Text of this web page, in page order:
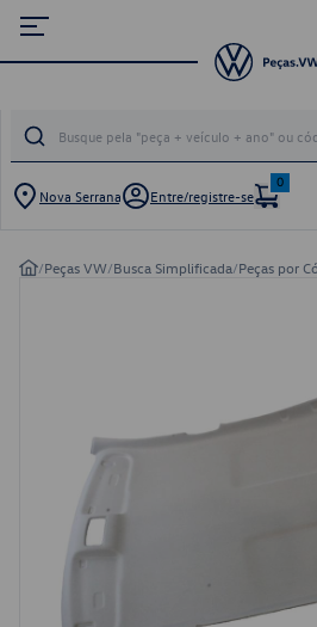
Nova Serrana Entre/registre-se
0
/Peças VW/Busca Simplificada/Peças por